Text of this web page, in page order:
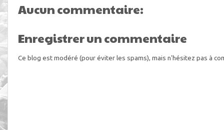
Aucun commentaire:
Enregistrer un commentaire
Ce blog est modéré (pour éviter les spams), mais n'hésitez pas à